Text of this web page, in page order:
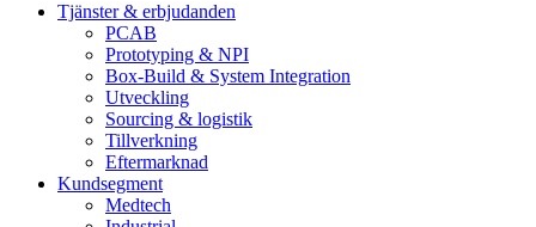
Tjänster & erbjudanden
PCAB
Prototyping & NPI
Box‑Build & System Integration
Utveckling
Sourcing & logistik
Tillverkning
Eftermarknad
Kundsegment
Medtech